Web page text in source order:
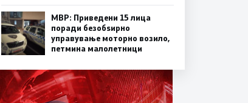
МВР: Приведени 15 лица
поради безобѕирно
управување моторно возило,
петмина малолетници